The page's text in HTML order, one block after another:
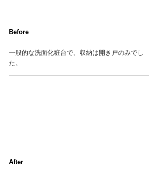
Before
一般的な洗面化粧台で、収納は開き戸のみでし
た。
After